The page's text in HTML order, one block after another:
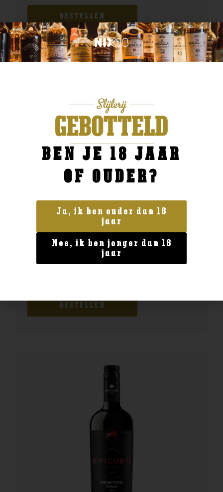
BESTELLEN
Farina Bardolino Rosso
BESTELLEN
BEN JE 18 JAAR
OF OUDER?
Ja, ik ben ouder dan 18
jaar
Nee, ik ben jonger dan 18
jaar